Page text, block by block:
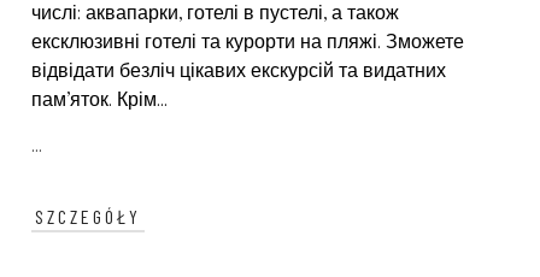
числі: аквапарки, готелі в пустелі, а також
ексклюзивні готелі та курорти на пляжі. Зможете
відвідати безліч цікавих екскурсій та видатних
пам’яток. Крім...
...
SZCZEGÓŁY